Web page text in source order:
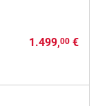
1.499,00€